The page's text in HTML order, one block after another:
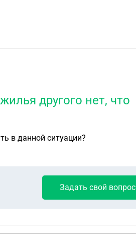
другого нет, что
в данной ситуации?
Задать свой вопрос